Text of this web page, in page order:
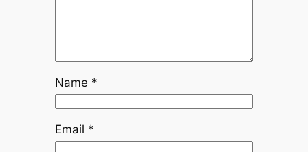
Name *
Email *